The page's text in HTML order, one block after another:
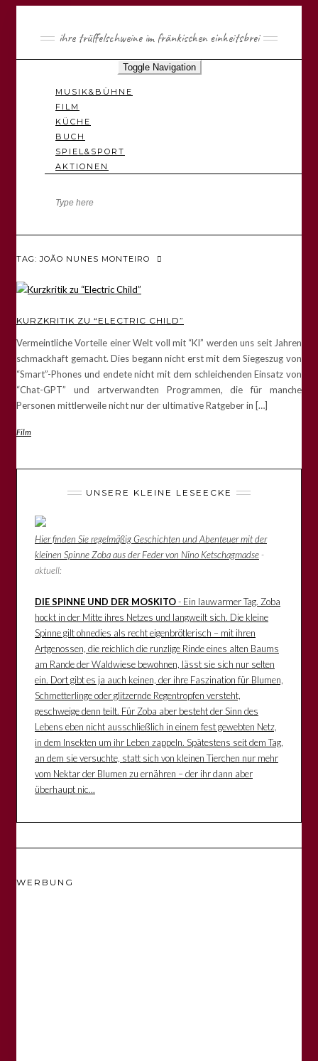
ihre trüffelschweine im fränkischen einheitsbrei
Toggle Navigation
MUSIK&BÜHNE
FILM
KÜCHE
BUCH
SPIEL&SPORT
AKTIONEN
TAG: JOÃO NUNES MONTEIRO
KURZKRITIK ZU “ELECTRIC CHILD”
Vermeintliche Vorteile einer Welt voll mit “KI” werden uns seit Jahren
schmackhaft gemacht. Dies begann nicht erst mit dem Siegeszug von
“Smart”-Phones und endete nicht mit dem schleichenden Einsatz von
“Chat-GPT” und artverwandten Programmen, die für manche
Personen mittlerweile nicht nur der ultimative Ratgeber in […]
Film
UNSERE KLEINE LESEECKE
Hier finden Sie regelmäßig Geschichten und Abenteuer mit der
kleinen Spinne Zoba aus der Feder von Nino Ketschagmadse-
aktuell:
DIE SPINNE UND DER MOSKITO- Ein lauwarmer Tag. Zoba
hockt in der Mitte ihres Netzes und langweilt sich. Die kleine
Spinne gilt ohnedies als recht eigenbrötlerisch – mit ihren
Artgenossen, die reichlich die runzlige Rinde eines alten Baums
am Rande der Waldwiese bewohnen, lässt sie sich nur selten
ein. Dort gibt es ja auch keinen, der ihre Faszination für Blumen,
Schmetterlinge oder glitzernde Regentropfen versteht,
geschweige denn teilt. Für Zoba aber besteht der Sinn des
Lebens eben nicht ausschließlich in einem fest gewebten Netz,
in dem Insekten um ihr Leben zappeln. Spätestens seit dem Tag,
an dem sie versuchte, statt sich von kleinen Tierchen nur mehr
vom Nektar der Blumen zu ernähren – der ihr dann aber
überhaupt nic...
WERBUNG